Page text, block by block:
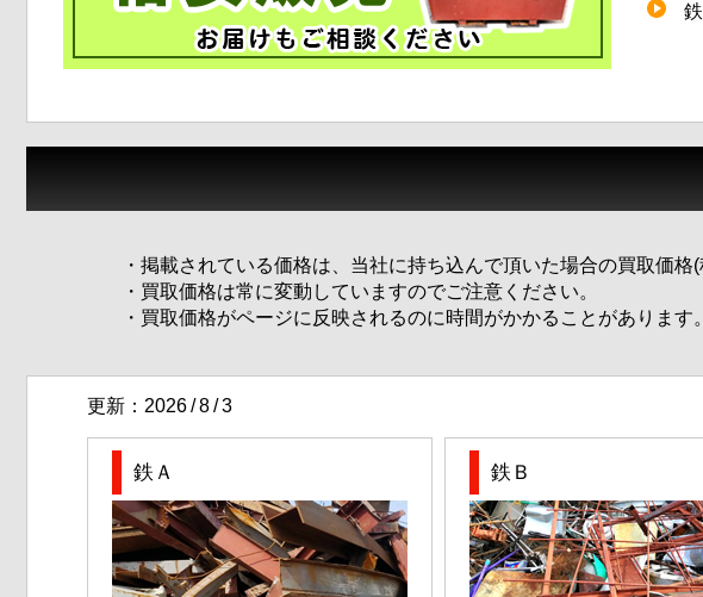
・掲載されている価格は、当社に持ち込んで頂いた場合の買取価格(
・買取価格は常に変動していますのでご注意ください。
・買取価格がページに反映されるのに時間がかかることがありま